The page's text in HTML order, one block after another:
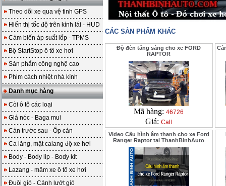
Theo dõi xe qua vệ tinh GPS
Hiển thị tốc độ trên kính lái - HUD
Cảm biến áp suất lốp - TPMS
Bộ StartStop ô tô xe hơi
Sản phẩm công nghệ cao
Phim cách nhiệt nhà kính
Danh mục hàng
Còi ô tô các loại
Giá nóc - Baga mui
Cản trước sau - Ốp cản
Ca lăng, mặt calang độ xe hơi
Body - Body lip - Body kit
Lazang - mâm xe ô tô xe hơi
Đuôi gió - Cánh lướt gió
CÁC SẢN PHẨM KHÁC
Độ đèn tăng sáng cho xe FORD
RAPTOR
Mã hàng:46726
Giá:Call
Video Cấu hình âm thanh cho xe Ford
Ranger Raptor tại ThanhBinhAuto